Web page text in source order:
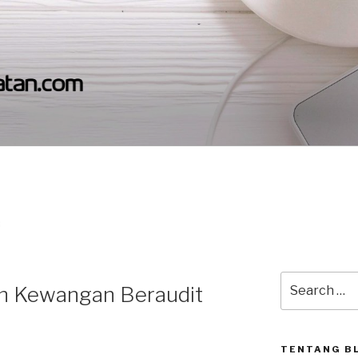
pengurusan dan pensyarikatan
Kewangan Beraudit
for:
TENTANG